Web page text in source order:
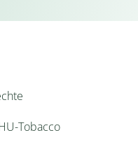
Tobacco